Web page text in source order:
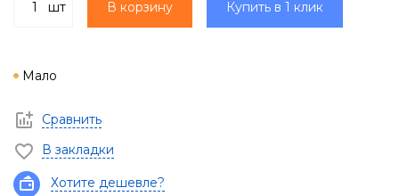
шт В корзину Купить в 1 клик
Мало
Сравнить
В закладки
Хотите дешевле?